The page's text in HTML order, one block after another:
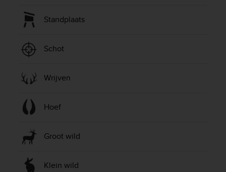
Standplaats
Schot
Wrijven
Hoef
Groot wild
Klein wild